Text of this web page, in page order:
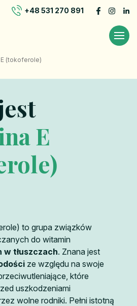
+48 531 270 891
(tokoferole)
E
to grupa związków
do witamin
tłuszczach. Znana jest
ze względu na swoje
które
uszkodzeniami
wolne rodniki. Pełni istotną